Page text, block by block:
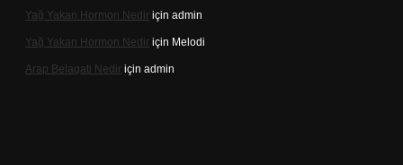
Yağ Yakan Hormon Nedir için admin
Yağ Yakan Hormon Nedir için Melodi
Arap Belagati Nedir için admin